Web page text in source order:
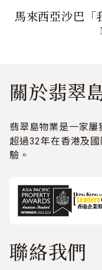
馬來西亞沙巴「
關於翡翠
翡翠島物業是一家
超過32年在香港及
驗。
聯絡我們